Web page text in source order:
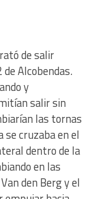
de salir
Alcobendas.
y
salir sin
las tornas
se cruzaba en el
dentro de la
en las
den Berg y el